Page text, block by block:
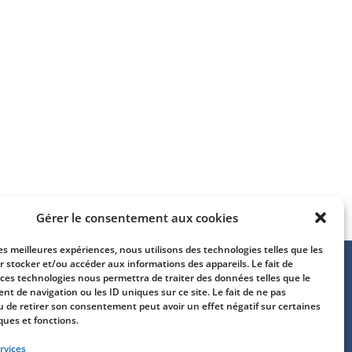
Gérer le consentement aux cookies
meilleures expériences, nous utilisons des technologies telles que les
stocker et/ou accéder aux informations des appareils. Le fait de
technologies nous permettra de traiter des données telles que le
de navigation ou les ID uniques sur ce site. Le fait de ne pas
de retirer son consentement peut avoir un effet négatif sur certaines
et fonctions.
Onatys Québec - 5240-B St-Denis -
Québec H2J 2M2 - CANADA -(450) 234-